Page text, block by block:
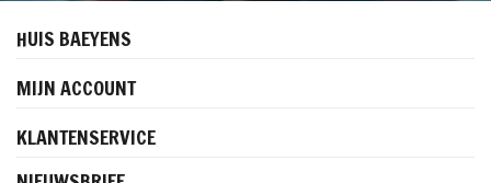
HUIS BAEYENS
MIJN ACCOUNT
KLANTENSERVICE